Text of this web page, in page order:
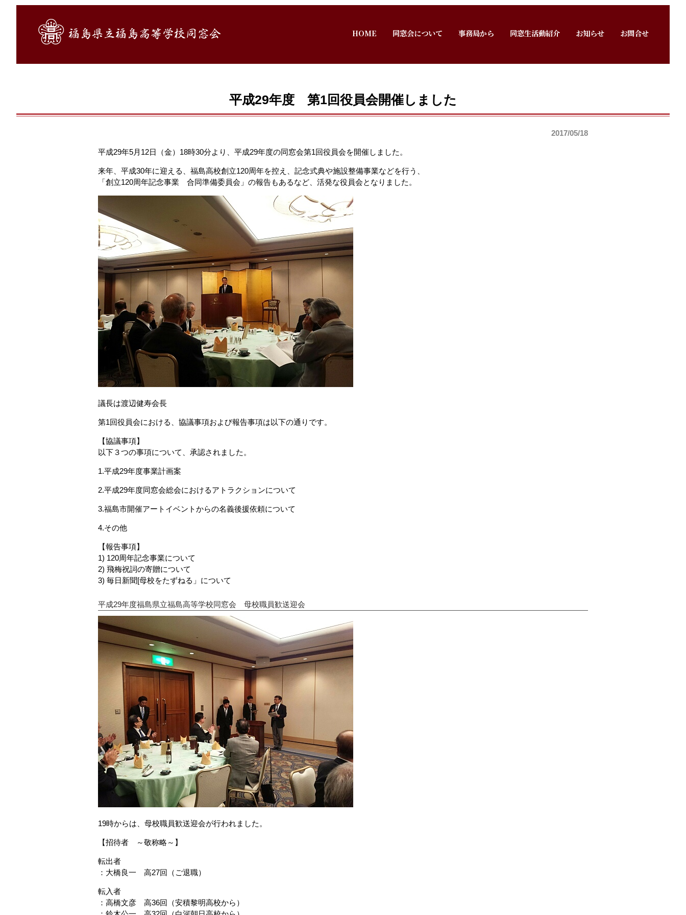
HOME 同窓会について 事務局から 同窓生活動紹介 お知らせ お問合せ
平成29年度 第1回役員会開催しました
2017/05/18
平成29年5月12日（金）18時30分より、平成29年度の同窓会第1回役員会を開催しました。
来年、平成30年に迎える、福島高校創立120周年を控え、記念式典や施設整備事業などを行う、
「創立120周年記念事業 合同準備委員会」の報告もあるなど、活発な役員会となりました。
議長は渡辺健寿会長
第1回役員会における、協議事項および報告事項は以下の通りです。
【協議事項】
以下３つの事項について、承認されました。
1.平成29年度事業計画案
2.平成29年度同窓会総会におけるアトラクションについて
3.福島市開催アートイベントからの名義後援依頼について
4.その他
【報告事項】
1) 120周年記念事業について
2) 飛梅祝詞の寄贈について
3) 毎日新聞[母校をたずねる」について
平成29年度福島県立福島高等学校同窓会 母校職員歓送迎会
19時からは、母校職員歓送迎会が行われました。
【招待者 ～敬称略～】
転出者
：大橋良一 高27回（ご退職）
転入者
：高橋文彦 高36回（安積黎明高校から）